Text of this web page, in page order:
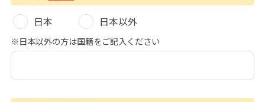
日本 日本以外
※日本以外の方は国籍をご記入ください